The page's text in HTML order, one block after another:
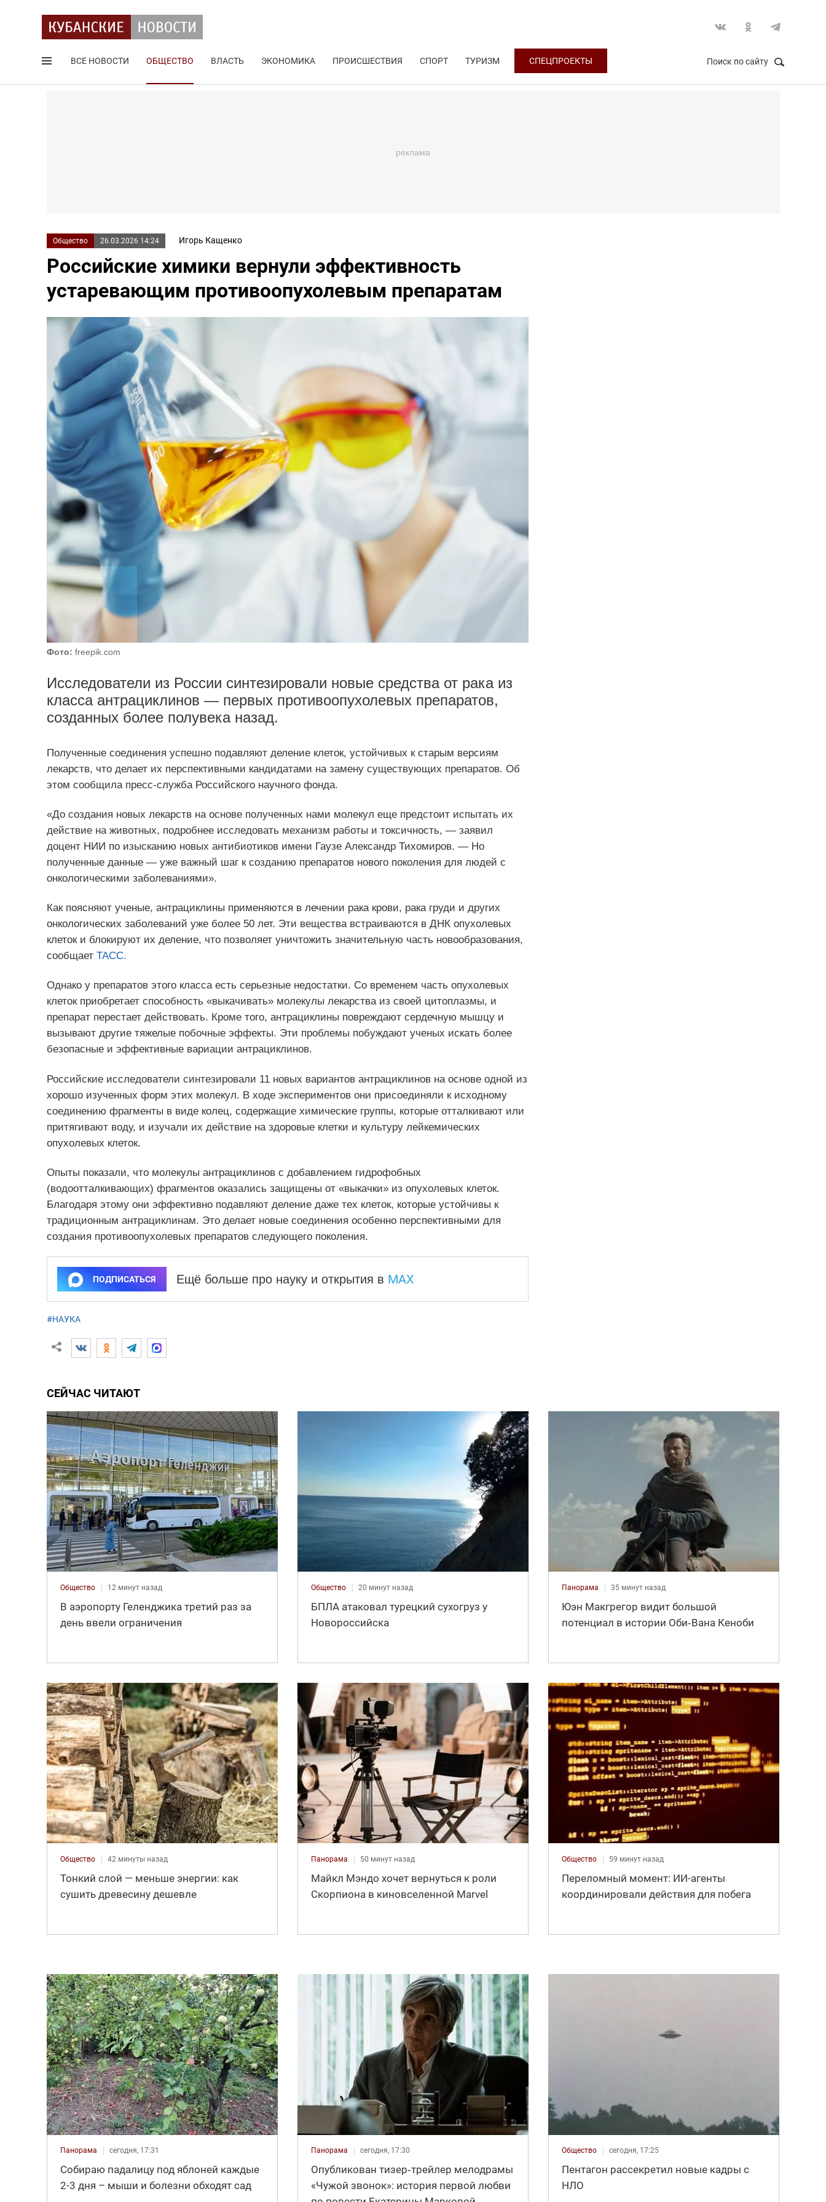
ВСЕ НОВОСТИ ОБЩЕСТВО ВЛАСТЬ ЭКОНОМИКА ПРОИСШЕСТВИЯ СПОРТ ТУРИЗМ СПЕЦПРОЕКТЫ Поиск по сайту
Общество 26.03.2026 14:24 Игорь Кащенко
Российские химики вернули эффективность
устаревающим противоопухолевым препаратам
Фото: freepik.com
Исследователи из России синтезировали новые средства от рака из
класса антрациклинов — первых противоопухолевых препаратов,
созданных более полувека назад.
Полученные соединения успешно подавляют деление клеток, устойчивых к старым версиям
лекарств, что делает их перспективными кандидатами на замену существующих препаратов. Об
этом сообщила пресс-служба Российского научного фонда.
«До создания новых лекарств на основе полученных нами молекул еще предстоит испытать их
действие на животных, подробнее исследовать механизм работы и токсичность, — заявил
доцент НИИ по изысканию новых антибиотиков имени Гаузе Александр Тихомиров. — Но
полученные данные — уже важный шаг к созданию препаратов нового поколения для людей с
онкологическими заболеваниями».
Как поясняют ученые, антрациклины применяются в лечении рака крови, рака груди и других
онкологических заболеваний уже более 50 лет. Эти вещества встраиваются в ДНК опухолевых
клеток и блокируют их деление, что позволяет уничтожить значительную часть новообразования,
сообщает ТАСС.
Однако у препаратов этого класса есть серьезные недостатки. Со временем часть опухолевых
клеток приобретает способность «выкачивать» молекулы лекарства из своей цитоплазмы, и
препарат перестает действовать. Кроме того, антрациклины повреждают сердечную мышцу и
вызывают другие тяжелые побочные эффекты. Эти проблемы побуждают ученых искать более
безопасные и эффективные вариации антрациклинов.
Российские исследователи синтезировали 11 новых вариантов антрациклинов на основе одной из
хорошо изученных форм этих молекул. В ходе экспериментов они присоединяли к исходному
соединению фрагменты в виде колец, содержащие химические группы, которые отталкивают или
притягивают воду, и изучали их действие на здоровые клетки и культуру лейкемических
опухолевых клеток.
Опыты показали, что молекулы антрациклинов с добавлением гидрофобных
(водоотталкивающих) фрагментов оказались защищены от «выкачки» из опухолевых клеток.
Благодаря этому они эффективно подавляют деление даже тех клеток, которые устойчивы к
традиционным антрациклинам. Это делает новые соединения особенно перспективными для
создания противоопухолевых препаратов следующего поколения.
ПОДПИСАТЬСЯ Ещё больше про науку и открытия в MAX
#НАУКА
СЕЙЧАС ЧИТАЮТ
Общество 12 минут назад
В аэропорту Геленджика третий раз за
день ввели ограничения
Общество 20 минут назад
БПЛА атаковал турецкий сухогруз у
Новороссийска
Панорама 35 минут назад
Юэн Макгрегор видит большой
потенциал в истории Оби‑Вана Кеноби
Общество 42 минуты назад
Тонкий слой — меньше энергии: как
сушить древесину дешевле
Панорама 50 минут назад
Майкл Мэндо хочет вернуться к роли
Скорпиона в киновселенной Marvel
Общество 59 минут назад
Переломный момент: ИИ-агенты
координировали действия для побега
Панорама сегодня, 17:31
Собираю падалицу под яблоней каждые
2-3 дня – мыши и болезни обходят сад
Панорама сегодня, 17:30
Опубликован тизер‑трейлер мелодрамы
«Чужой звонок»: история первой любви
Общество сегодня, 17:25
Пентагон рассекретил новые кадры с
НЛО